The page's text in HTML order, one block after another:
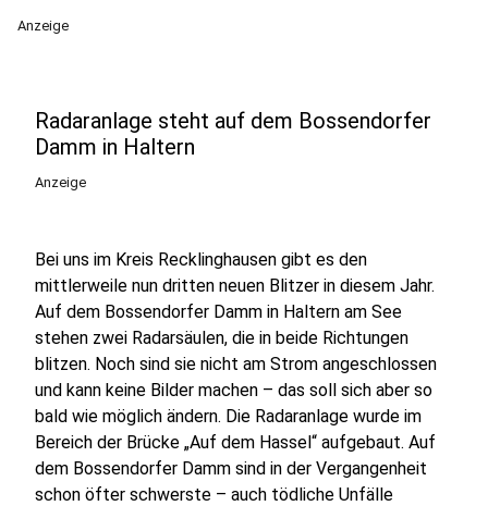
Anzeige
Radaranlage steht auf dem Bossendorfer
Damm in Haltern
Anzeige
Bei uns im Kreis Recklinghausen gibt es den
mittlerweile nun dritten neuen Blitzer in diesem Jahr.
Auf dem Bossendorfer Damm in Haltern am See
stehen zwei Radarsäulen, die in beide Richtungen
blitzen. Noch sind sie nicht am Strom angeschlossen
und kann keine Bilder machen – das soll sich aber so
bald wie möglich ändern. Die Radaranlage wurde im
Bereich der Brücke „Auf dem Hassel“ aufgebaut. Auf
dem Bossendorfer Damm sind in der Vergangenheit
schon öfter schwerste – auch tödliche Unfälle